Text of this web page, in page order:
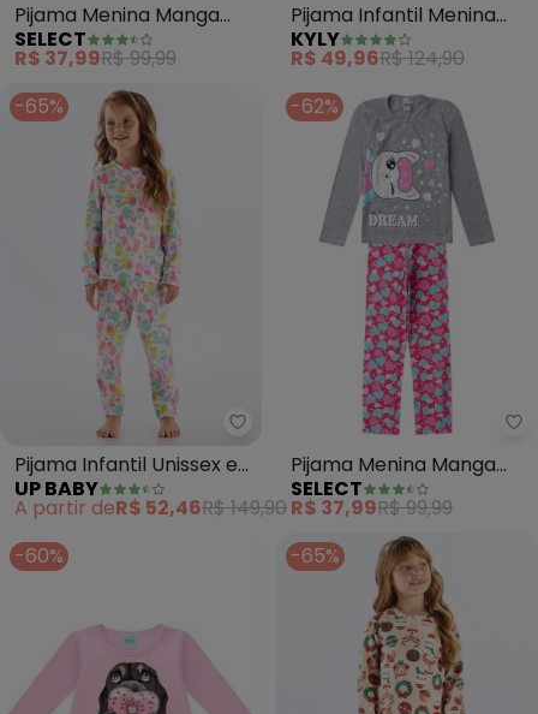
Pijama Menina Manga
Longa Meia Malha (Azul)
SELECT
R$ 37,99R$ 99,99
Pijama Infantil Menina
Brilha no Escuro (Azul)
KYLY
R$ 49,96R$ 124,90
-65%
Up Baby - Pijama Infantil
Pijama Infantil Unissex em
Suedine (Branco)
UP BABY
A partir deR$ 52,46R$ 149,90
-62%
Pijama Menina Manga
Longa Meia Malha (Cinza)
SELECT
R$ 37,99R$ 99,99
-60%
-65%